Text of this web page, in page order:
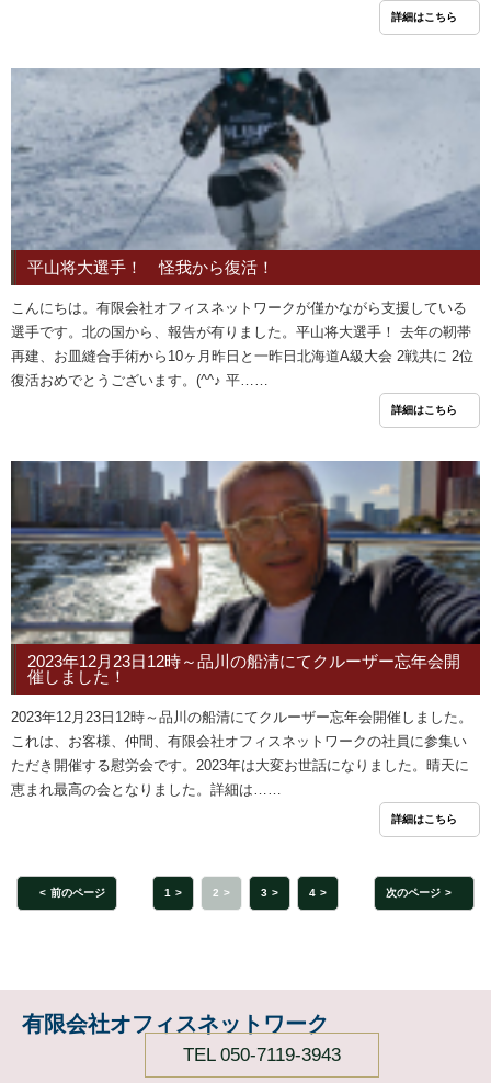
詳細はこちら
平山将大選手！ 怪我から復活！
こんにちは。有限会社オフィスネットワークが僅かながら支援している
選手です。北の国から、報告が有りました。平山将大選手！ 去年の靭帯
再建、お皿縫合手術から10ヶ月昨日と一昨日北海道A級大会 2戦共に 2位
復活おめでとうございます。(^^♪ 平……
詳細はこちら
2023年12月23日12時～品川の船清にてクルーザー忘年会開
催しました！
2023年12月23日12時～品川の船清にてクルーザー忘年会開催しました。
これは、お客様、仲間、有限会社オフィスネットワークの社員に参集い
ただき開催する慰労会です。2023年は大変お世話になりました。晴天に
恵まれ最高の会となりました。詳細は……
詳細はこちら
前のページ 次のページ
1 2 3 4
有限会社オフィスネットワーク
TEL 050-7119-3943